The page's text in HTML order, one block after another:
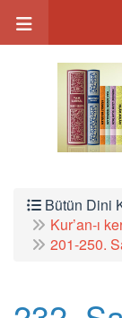
Bütün Dini
Kur’an-ı
201-250.